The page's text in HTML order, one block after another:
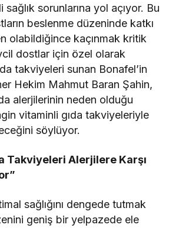
sorunlarına yol açıyor. Bu
beslenme düzeninde katkı
olabildiğince kaçınmak kritik
dostlar için özel olarak
takviyeleri sunan Bonafel’in
Hekim Mahmut Baran Şahin,
alerjilerinin neden olduğu
vitaminli gıda takviyeleriyle
söylüyor.
Takviyeleri Alerjilere Karşı
sağlığını dengede tutmak
geniş bir yelpazede ele